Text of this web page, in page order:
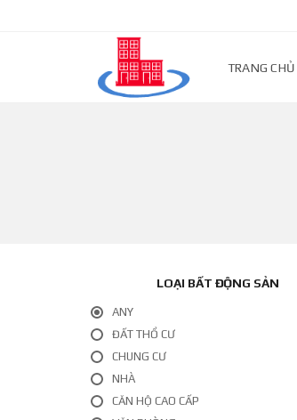
TRANG CHỦ
LOẠI BẤT ĐỘNG SẢN
ANY
ĐẤT THỔ CƯ
CHUNG CƯ
NHÀ
CĂN HỘ CAO CẤP